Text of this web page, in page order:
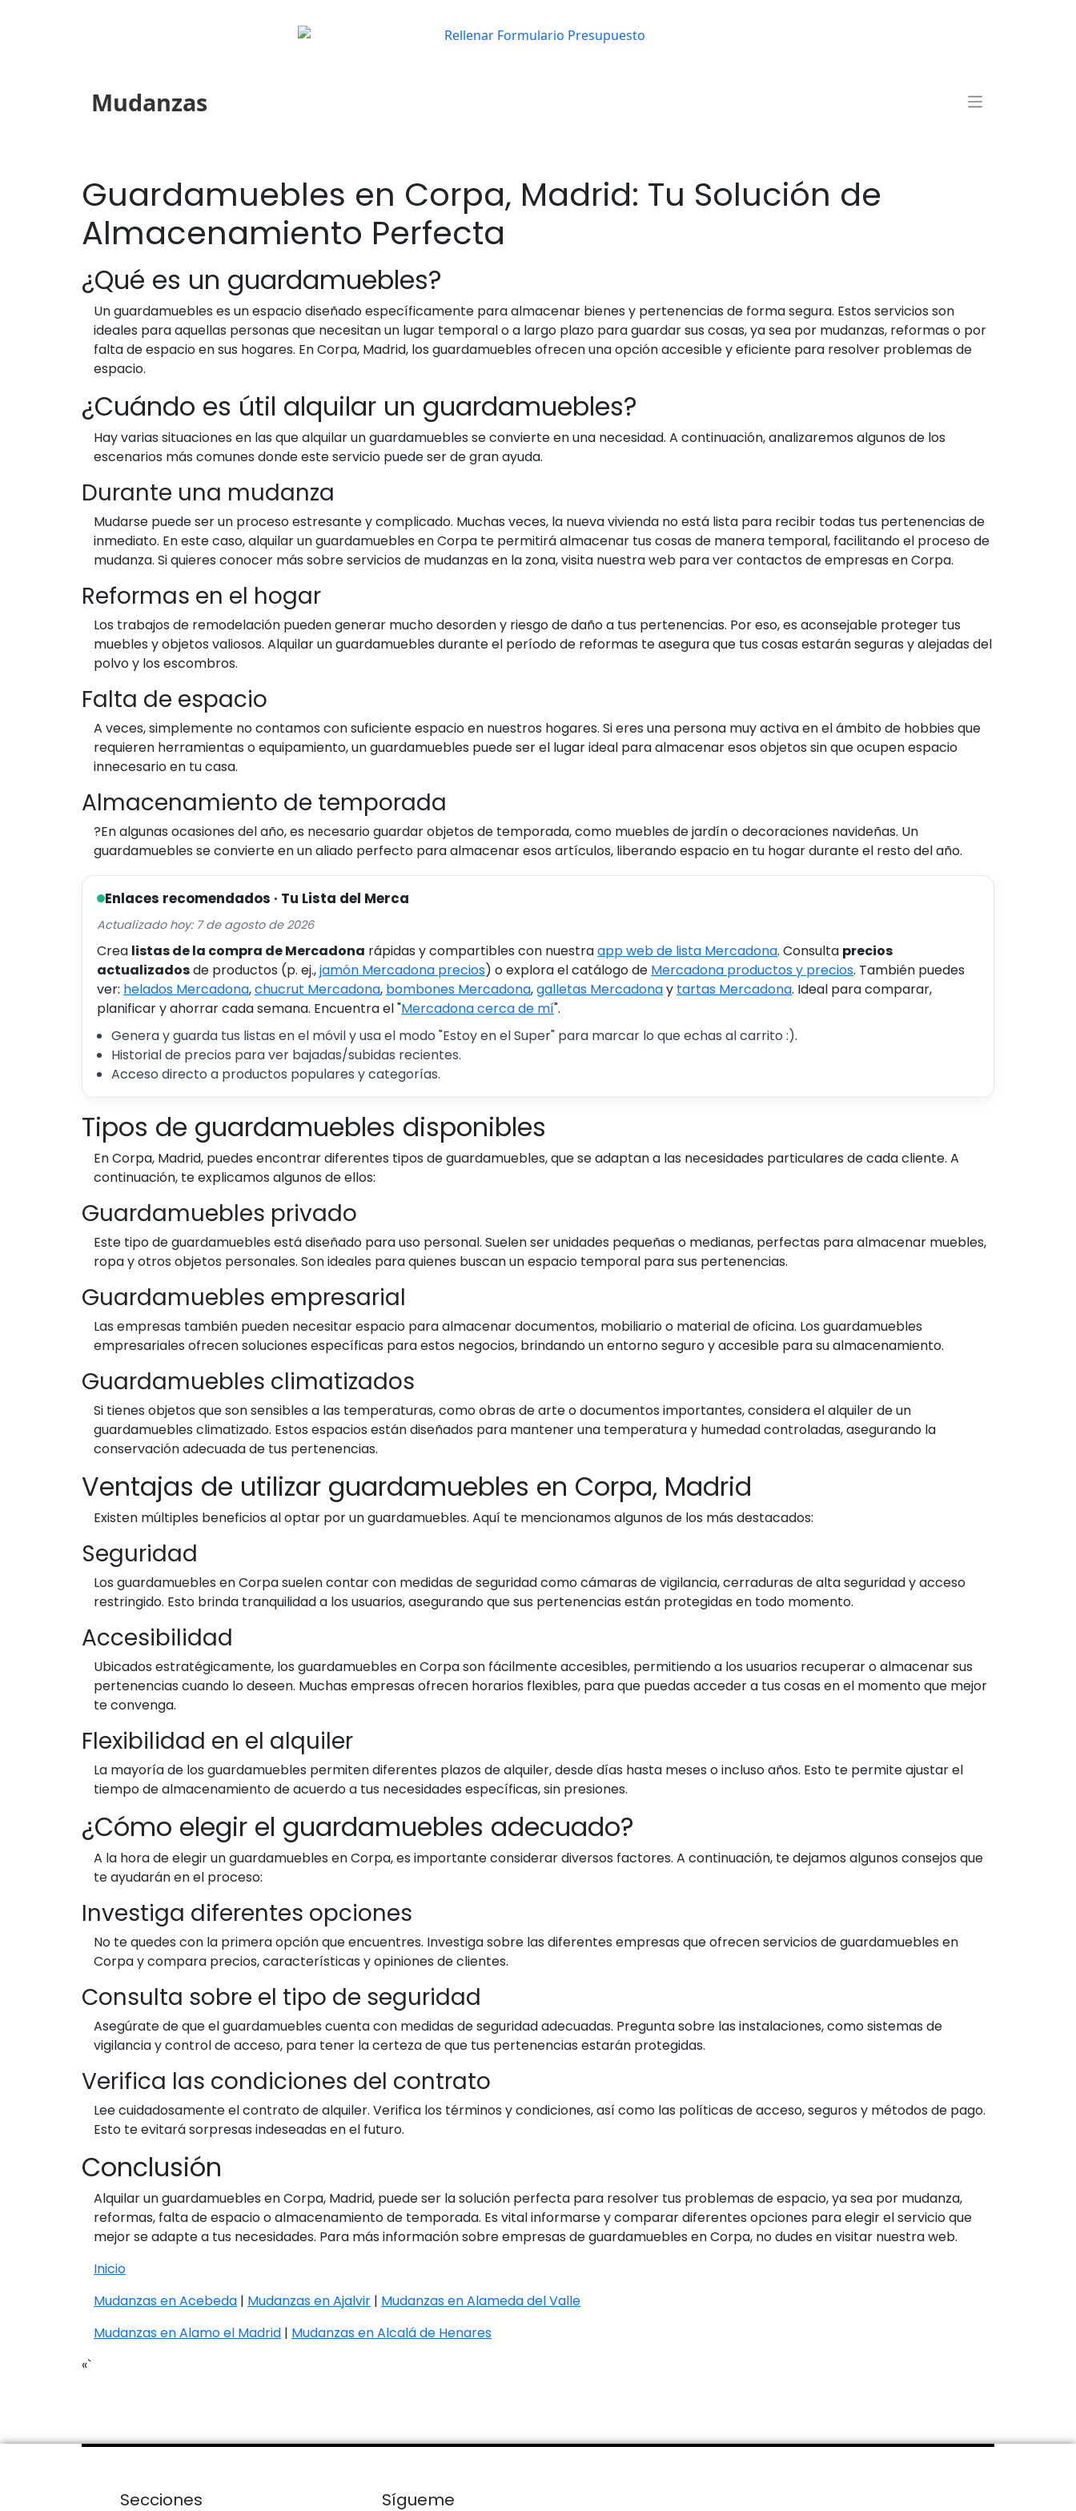
Mudanzas
Guardamuebles en Corpa, Madrid: Tu Solución de
Almacenamiento Perfecta
¿Qué es un guardamuebles?
Un guardamuebles es un espacio diseñado específicamente para almacenar bienes y pertenencias de forma segura. Estos servicios son
ideales para aquellas personas que necesitan un lugar temporal o a largo plazo para guardar sus cosas, ya sea por mudanzas, reformas o por
falta de espacio en sus hogares. En Corpa, Madrid, los guardamuebles ofrecen una opción accesible y eficiente para resolver problemas de
espacio.
¿Cuándo es útil alquilar un guardamuebles?
Hay varias situaciones en las que alquilar un guardamuebles se convierte en una necesidad. A continuación, analizaremos algunos de los
escenarios más comunes donde este servicio puede ser de gran ayuda.
Durante una mudanza
Mudarse puede ser un proceso estresante y complicado. Muchas veces, la nueva vivienda no está lista para recibir todas tus pertenencias de
inmediato. En este caso, alquilar un guardamuebles en Corpa te permitirá almacenar tus cosas de manera temporal, facilitando el proceso de
mudanza. Si quieres conocer más sobre servicios de mudanzas en la zona, visita nuestra web para ver contactos de empresas en Corpa.
Reformas en el hogar
Los trabajos de remodelación pueden generar mucho desorden y riesgo de daño a tus pertenencias. Por eso, es aconsejable proteger tus
muebles y objetos valiosos. Alquilar un guardamuebles durante el período de reformas te asegura que tus cosas estarán seguras y alejadas del
polvo y los escombros.
Falta de espacio
A veces, simplemente no contamos con suficiente espacio en nuestros hogares. Si eres una persona muy activa en el ámbito de hobbies que
requieren herramientas o equipamiento, un guardamuebles puede ser el lugar ideal para almacenar esos objetos sin que ocupen espacio
innecesario en tu casa.
Almacenamiento de temporada
?En algunas ocasiones del año, es necesario guardar objetos de temporada, como muebles de jardín o decoraciones navideñas. Un
guardamuebles se convierte en un aliado perfecto para almacenar esos artículos, liberando espacio en tu hogar durante el resto del año.
Enlaces recomendados · Tu Lista del Merca
Actualizado hoy: 7 de agosto de 2026
Crea listas de la compra de Mercadona rápidas y compartibles con nuestraapp web de lista Mercadona. Consulta precios
actualizadosde productos (p. ej.,jamón Mercadona precios) o explora el catálogo de Mercadona productos y precios. También puedes
ver: helados Mercadona,chucrut Mercadona, bombones Mercadona,galletas Mercadonay tartas Mercadona. Ideal para comparar,
planificar y ahorrar cada semana. Encuentra el "Mercadona cerca de mí".
Genera y guarda tus listas en el móvil y usa el modo "Estoy en el Super" para marcar lo que echas al carrito :).
Historial de precios para ver bajadas/subidas recientes.
Acceso directo a productos populares y categorías.
Tipos de guardamuebles disponibles
En Corpa, Madrid, puedes encontrar diferentes tipos de guardamuebles, que se adaptan a las necesidades particulares de cada cliente. A
continuación, te explicamos algunos de ellos:
Guardamuebles privado
Este tipo de guardamuebles está diseñado para uso personal. Suelen ser unidades pequeñas o medianas, perfectas para almacenar muebles,
ropa y otros objetos personales. Son ideales para quienes buscan un espacio temporal para sus pertenencias.
Guardamuebles empresarial
Las empresas también pueden necesitar espacio para almacenar documentos, mobiliario o material de oficina. Los guardamuebles
empresariales ofrecen soluciones específicas para estos negocios, brindando un entorno seguro y accesible para su almacenamiento.
Guardamuebles climatizados
Si tienes objetos que son sensibles a las temperaturas, como obras de arte o documentos importantes, considera el alquiler de un
guardamuebles climatizado. Estos espacios están diseñados para mantener una temperatura y humedad controladas, asegurando la
conservación adecuada de tus pertenencias.
Ventajas de utilizar guardamuebles en Corpa, Madrid
Existen múltiples beneficios al optar por un guardamuebles. Aquí te mencionamos algunos de los más destacados:
Seguridad
Los guardamuebles en Corpa suelen contar con medidas de seguridad como cámaras de vigilancia, cerraduras de alta seguridad y acceso
restringido. Esto brinda tranquilidad a los usuarios, asegurando que sus pertenencias están protegidas en todo momento.
Accesibilidad
Ubicados estratégicamente, los guardamuebles en Corpa son fácilmente accesibles, permitiendo a los usuarios recuperar o almacenar sus
pertenencias cuando lo deseen. Muchas empresas ofrecen horarios flexibles, para que puedas acceder a tus cosas en el momento que mejor
te convenga.
Flexibilidad en el alquiler
La mayoría de los guardamuebles permiten diferentes plazos de alquiler, desde días hasta meses o incluso años. Esto te permite ajustar el
tiempo de almacenamiento de acuerdo a tus necesidades específicas, sin presiones.
¿Cómo elegir el guardamuebles adecuado?
A la hora de elegir un guardamuebles en Corpa, es importante considerar diversos factores. A continuación, te dejamos algunos consejos que
te ayudarán en el proceso:
Investiga diferentes opciones
No te quedes con la primera opción que encuentres. Investiga sobre las diferentes empresas que ofrecen servicios de guardamuebles en
Corpa y compara precios, características y opiniones de clientes.
Consulta sobre el tipo de seguridad
Asegúrate de que el guardamuebles cuenta con medidas de seguridad adecuadas. Pregunta sobre las instalaciones, como sistemas de
vigilancia y control de acceso, para tener la certeza de que tus pertenencias estarán protegidas.
Verifica las condiciones del contrato
Lee cuidadosamente el contrato de alquiler. Verifica los términos y condiciones, así como las políticas de acceso, seguros y métodos de pago.
Esto te evitará sorpresas indeseadas en el futuro.
Conclusión
Alquilar un guardamuebles en Corpa, Madrid, puede ser la solución perfecta para resolver tus problemas de espacio, ya sea por mudanza,
reformas, falta de espacio o almacenamiento de temporada. Es vital informarse y comparar diferentes opciones para elegir el servicio que
mejor se adapte a tus necesidades. Para más información sobre empresas de guardamuebles en Corpa, no dudes en visitar nuestra web.
Inicio
Mudanzas en Acebeda | Mudanzas en Ajalvir | Mudanzas en Alameda del Valle
Mudanzas en Alamo el Madrid | Mudanzas en Alcalá de Henares
«`
Secciones Sígueme